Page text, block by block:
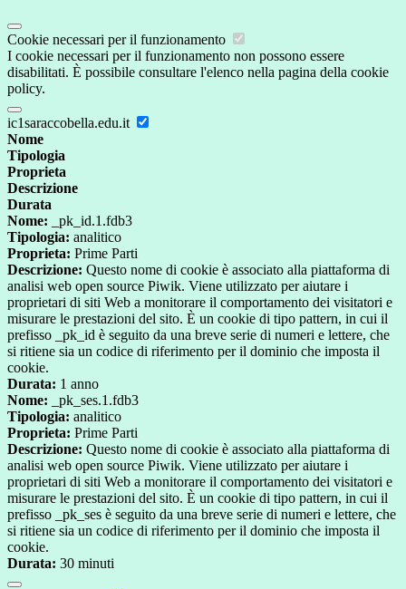
Cookie necessari per il funzionamento
I cookie necessari per il funzionamento non possono essere
disabilitati. È possibile consultare l'elenco nella pagina della cookie
policy.
ic1saraccobella.edu.it
Nome
Tipologia
Proprieta
Descrizione
Durata
Nome: _pk_id.1.fdb3
Tipologia: analitico
Proprieta: Prime Parti
Descrizione: Questo nome di cookie è associato alla piattaforma di
analisi web open source Piwik. Viene utilizzato per aiutare i
proprietari di siti Web a monitorare il comportamento dei visitatori e
misurare le prestazioni del sito. È un cookie di tipo pattern, in cui il
prefisso _pk_id è seguito da una breve serie di numeri e lettere, che
si ritiene sia un codice di riferimento per il dominio che imposta il
cookie.
Durata: 1 anno
Nome: _pk_ses.1.fdb3
Tipologia: analitico
Proprieta: Prime Parti
Descrizione: Questo nome di cookie è associato alla piattaforma di
analisi web open source Piwik. Viene utilizzato per aiutare i
proprietari di siti Web a monitorare il comportamento dei visitatori e
misurare le prestazioni del sito. È un cookie di tipo pattern, in cui il
prefisso _pk_ses è seguito da una breve serie di numeri e lettere, che
si ritiene sia un codice di riferimento per il dominio che imposta il
cookie.
Durata: 30 minuti